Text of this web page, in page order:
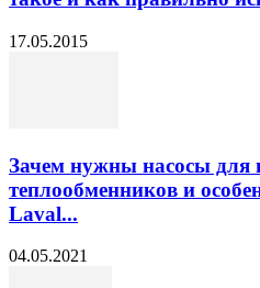
17.05.2015
Зачем нужны насосы
теплообменников и
Laval...
04.05.2021